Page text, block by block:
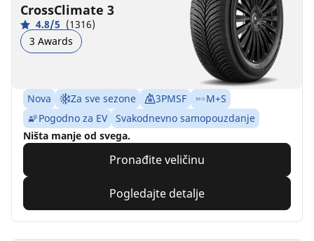
CrossClimate 3
4.8/5 (1316)
3 Awards
Nova Za sve sezone 3PMSF
M+S
Pogodno za EV
Svakodnevno samopouzdanje
Ništa manje od svega.
Pronađite veličinu
Pogledajte detalje